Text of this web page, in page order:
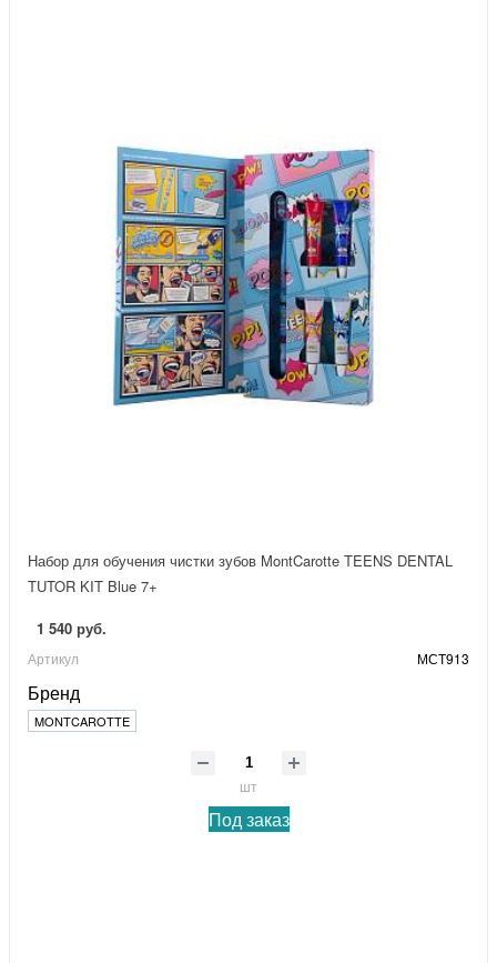
Набор для обучения чистки зубов MontCarotte TEENS DENTAL
TUTOR KIT Blue 7+
1 540 руб.
Артикул МСТ913
Бренд
MONTCAROTTE
шт
Под заказ